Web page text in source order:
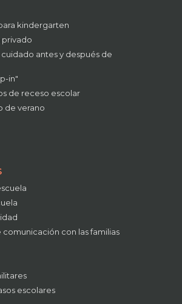
kindergarten
antes y después de
in"
de receso escolar
de verano
con las familias
escolares